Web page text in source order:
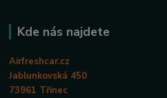
Kde nás najdete
Airfreshcar.cz
Jablunkovská 450
73961 Třinec